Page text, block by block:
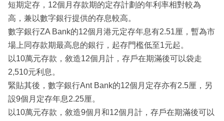
短期定存，12個月存款期的定存計劃的年利率相對較為
高，兼以數字銀行提供的存息較高。
數字銀行ZA Bank的12個月港元定存年息有2.51厘，暫為市
場上同存款期最高息的銀行，起存門檻低至1元起。
以10萬元存款，敘造12個月計，存戶在期滿後可以袋走
2,510元利息。
緊貼其後，數字銀行Ant Bank的12個月定存亦有2.5厘，另
設9個月定存年息2.25厘。
以10萬元存款，敘造9個月和12個月計，存戶在期滿後可以